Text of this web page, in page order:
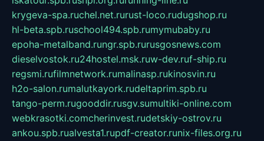
krygeva-spa.ruchel.net.rurust-loco.rudugshop.ru
hl-beta.spb.ruschool494.spb.rumymubaby.ru
epoha-metalband.rungr.spb.rurusgosnews.com
dieselvostok.ru24hostel.msk.ruw-dev.ruf-ship.ru
regsmi.rufilmnetwork.rumalinasp.rukinosvin.ru
h2o-salon.rumalutkayork.rudeltaprim.spb.ru
tango-perm.rugooddir.rusgv.sumultiki-online.com
webkrasotki.comcherinvest.rudetskiy-ostrov.ru
ankou.spb.rualvesta1.rupdf-creator.runix-files.org.ru